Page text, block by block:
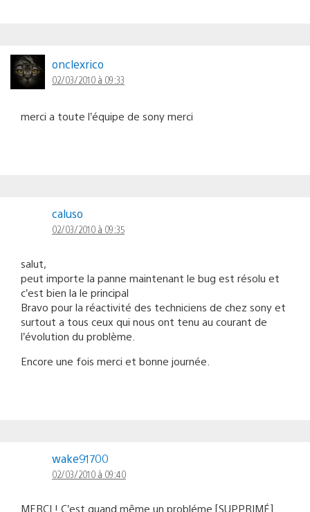
onclexrico
02/03/2010 à 09:33
merci a toute l’équipe de sony merci
caluso
02/03/2010 à 09:35
salut,
peut importe la panne maintenant le bug est résolu et
c’est bien la le principal
Bravo pour la réactivité des techniciens de chez sony et
surtout a tous ceux qui nous ont tenu au courant de
l’évolution du problème.
Encore une fois merci et bonne journée.
wake91700
02/03/2010 à 09:40
MERCI ! C’est quand même un probléme [SUPPRIMÉ]